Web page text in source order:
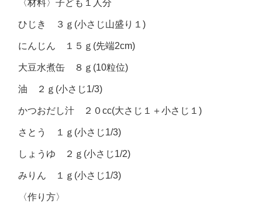
〈材料〉子ども１人分
ひじき ３ｇ(小さじ山盛り１)
にんじん １５ｇ(先端2cm)
大豆水煮缶 ８ｇ(10粒位)
油 ２ｇ(小さじ1/3)
かつおだし汁 ２０cc(大さじ１＋小さじ１)
さとう １ｇ(小さじ1/3)
しょうゆ ２ｇ(小さじ1/2)
みりん １ｇ(小さじ1/3)
〈作り方〉